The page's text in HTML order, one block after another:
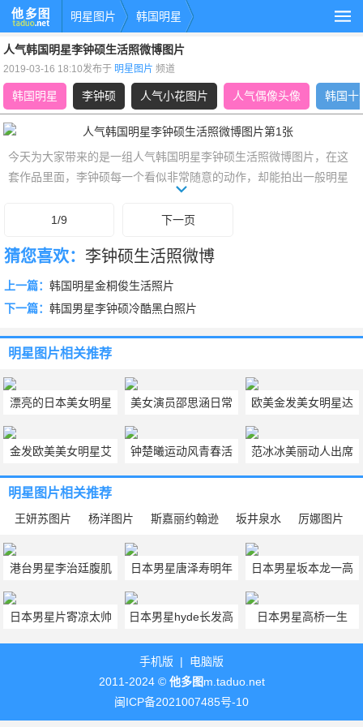
明星图片 韩国明星
人气韩国明星李钟硕生活照微博图片
2019-03-16 18:10发布于 明星图片 频道
韩国明星 李钟硕 人气小花图片 人气偶像头像 韩国十
今天为大家带来的是一组人气韩国明星李钟硕生活照微博图片，在这
套作品里面，李钟硕每一个看似非常随意的动作，却能拍出一般明星
所没有的范，身为李钟硕的粉丝怎能不激动？
1/9
下一页
猜您喜欢： 李钟硕生活照微博
上一篇： 韩国明星金桐俊生活照片
下一篇： 韩国男星李钟硕冷酷黑白照片
明星图片相关推荐
漂亮的日本美女明星
美女演员邵思涵日常
欧美金发美女明星达
科塔范宁电脑壁纸图
片
金发欧美美女明星艾
玛斯通性感图片
钟楚曦运动风青春活
跃高清图片
范冰冰美丽动人出席
活动现场美照曝光
明星图片相关推荐
王妍苏图片 杨洋图片 斯嘉丽约翰逊 坂井泉水 厉娜图片
港台男星李治廷腹肌
日本男星唐泽寿明年
日本男星坂本龙一高
日本男星片寄凉太帅
气高清
日本男星hyde长发高
清图片
日本男星高桥一生
anan高清图片
手机版 | 电脑版
2011-2024 © 他多图m.taduo.net
闽ICP备2021007485号-10